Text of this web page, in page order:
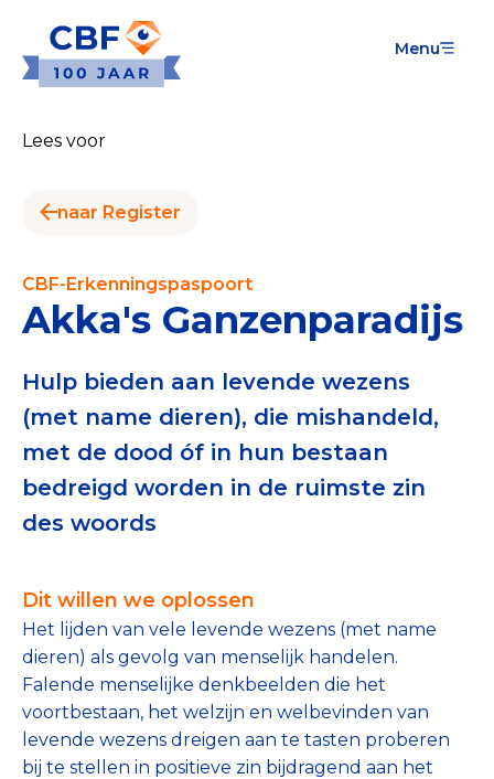
Menu
Goede Doelen
CBF-Erkenning aanvragen
Publiek
Veilig geven met het CBF-keurmerk
Check het CBF-keurmerk van een goed doel
Download de Geef Gerust Checklist
Tips bij doneren: zo geef je veilig
Betrouwbare data over goede doelen
CBF-publicaties
State of the Sector
Het Nederlandse Donateurspanel
Lees voor
naar Register
CBF-Erkenningspaspoort
Akka's Ganzenparadijs
Hulp bieden aan levende wezens
(met name dieren), die mishandeld,
met de dood óf in hun bestaan
bedreigd worden in de ruimste zin
des woords
Dit willen we oplossen
Het lijden van vele levende wezens (met name
dieren) als gevolg van menselijk handelen.
Falende menselijke denkbeelden die het
voortbestaan, het welzijn en welbevinden van
levende wezens dreigen aan te tasten proberen
bij te stellen in positieve zin bijdragend aan het